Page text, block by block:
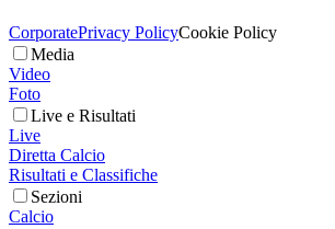
CorporatePrivacy PolicyCookie Policy
Media
Video
Foto
Live e Risultati
Live
Diretta Calcio
Risultati e Classifiche
Sezioni
Calcio